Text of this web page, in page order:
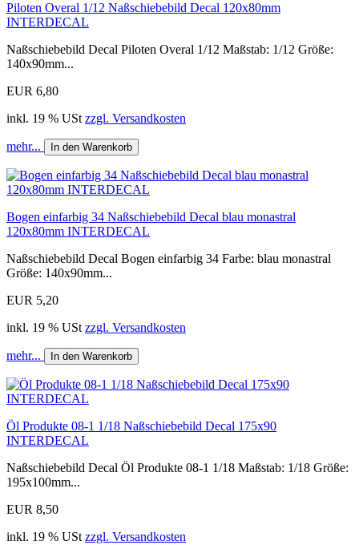
Piloten Overal 1/12 Naßschiebebild Decal 120x80mm
INTERDECAL
Naßschiebebild Decal Piloten Overal 1/12 Maßstab: 1/12 Größe:
140x90mm...
EUR 6,80
inkl. 19 % USt zzgl. Versandkosten
mehr... In den Warenkorb
Bogen einfarbig 34 Naßschiebebild Decal blau monastral
120x80mm INTERDECAL
Naßschiebebild Decal Bogen einfarbig 34 Farbe: blau monastral
Größe: 140x90mm...
EUR 5,20
inkl. 19 % USt zzgl. Versandkosten
mehr... In den Warenkorb
Öl Produkte 08-1 1/18 Naßschiebebild Decal 175x90
INTERDECAL
Naßschiebebild Decal Öl Produkte 08-1 1/18 Maßstab: 1/18 Größe:
195x100mm...
EUR 8,50
inkl. 19 % USt zzgl. Versandkosten